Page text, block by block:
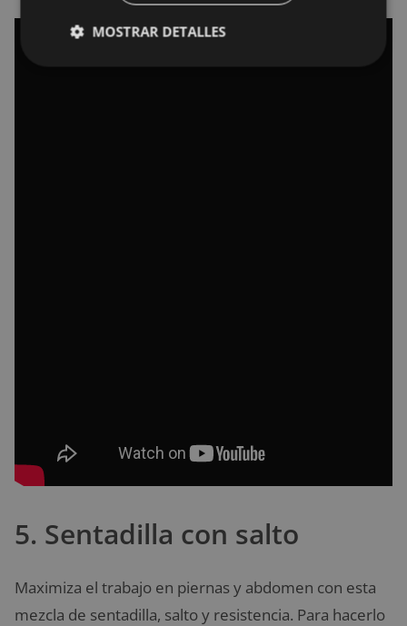
5. Sentadilla con salto
Maximiza el trabajo en piernas y abdomen con esta
mezcla de sentadilla, salto y resistencia. Para hacerlo
MOSTRAR DETALLES